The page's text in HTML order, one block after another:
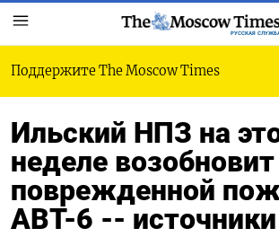
РУССКАЯ
Поддержите The Moscow Times
Ильский НПЗ на
неделе
поврежденной
АВТ-6 -- источники